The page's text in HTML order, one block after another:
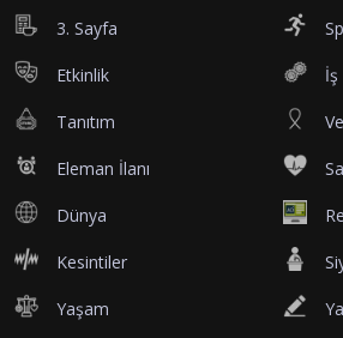
3. Sayfa
Etkinlik İş
Tanıtım
Eleman İlanı
Dünya
Kesintiler
Yaşam